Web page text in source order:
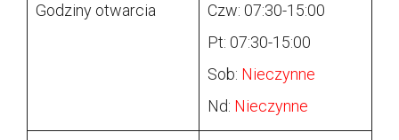
Godziny otwarcia
Czw: 07:30-15:00
Pt: 07:30-15:00
Sob: Nieczynne
Nd: Nieczynne